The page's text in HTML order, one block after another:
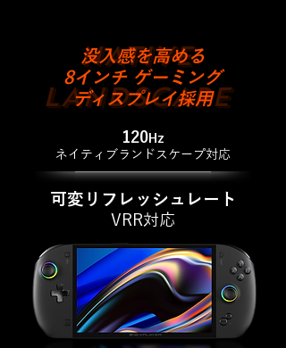
NATIVE
LANDSCAPE
没入感を高める
8インチ ゲーミング
ディスプレイ採用
120Hz
ネイティブランドスケープ対応
可変リフレッシュレート
VRR対応